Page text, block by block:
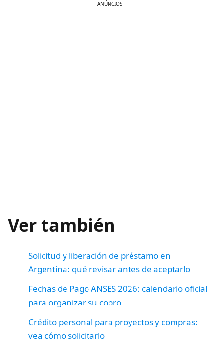
ANÚNCIOS
Ver también
Solicitud y liberación de préstamo en
Argentina: qué revisar antes de aceptarlo
Fechas de Pago ANSES 2026: calendario oficial
para organizar su cobro
Crédito personal para proyectos y compras:
vea cómo solicitarlo